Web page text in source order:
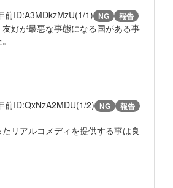
前ID:A3MDkzMzU(1/1) NG 報告
好が最悪な事態になる国がある事
前ID:QxNzA2MDU(1/2) NG 報告
リアルコメディを提供する事は良